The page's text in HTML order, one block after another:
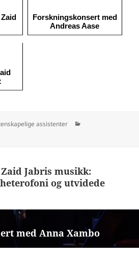
Forskningskonsert med
Andreas Aase
assistenter
Jabris musikk:
og utvidede
med Anna Xambo